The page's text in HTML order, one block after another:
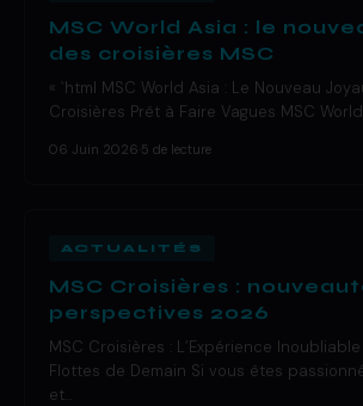
MSC World Asia : le
des croisières MSC
« `html MSC World Asia : Le Nouveau
Croisières Prêt à Faire Vagues MSC World
06 Juin 2026 5 de lecture
ACTUALITÉS
MSC Croisières :
perspectives 2026
MSC Croisières : L’Expérience
Flottes de Demain Si vous êtes
et…